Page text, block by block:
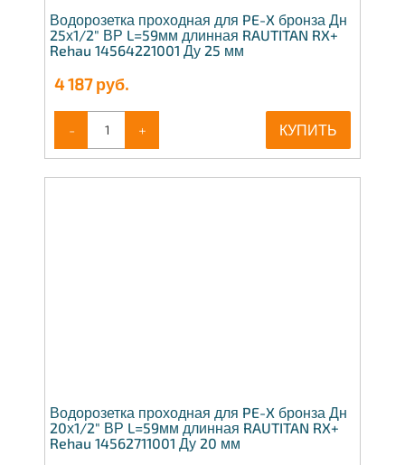
Водорозетка проходная для PE-X бронза Дн
25х1/2" ВР L=59мм длинная RAUTITAN RX+
Rehau 14564221001 Ду 25 мм
4 187руб.
- + КУПИТЬ
Водорозетка проходная для PE-X бронза Дн
20х1/2" ВР L=59мм длинная RAUTITAN RX+
Rehau 14562711001 Ду 20 мм